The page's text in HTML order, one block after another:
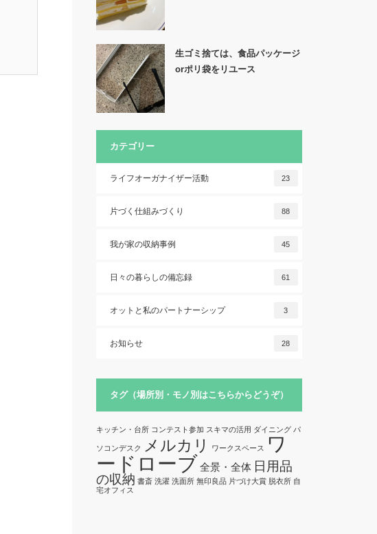
生ゴミ捨ては、食品パッケージ
orポリ袋をリユース
カテゴリー
ライフオーガナイザー活動 23
片づく仕組みづくり 88
我が家の収納事例 45
日々の暮らしの備忘録 61
オットと私のパートナーシップ 3
お知らせ 28
タグ（場所別・モノ別はこちらからどうぞ）
キッチン・台所 コンテスト参加 スキマの活用 ダイニング パ
ソコンデスク メルカリ ワークスペース
ワ
ードローブ 全景・全体 日用品
の収納 書斎 洗濯 洗面所 無印良品 片づけ大賞 脱衣所 自
宅オフィス